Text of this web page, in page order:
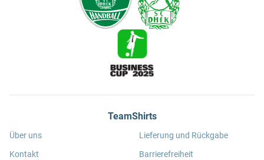
TeamShirts
Über uns
Kontakt
Lieferung und Rückgabe
Barrierefreiheit